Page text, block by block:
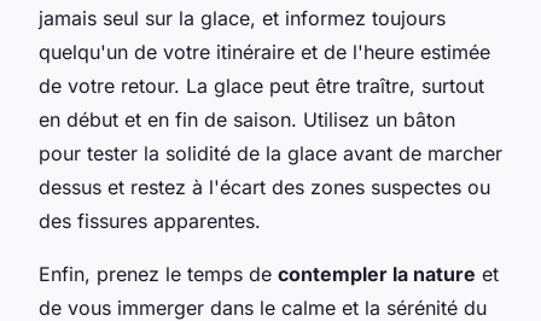
jamais seul sur la glace, et informez toujours
quelqu'un de votre itinéraire et de l'heure estimée
de votre retour. La glace peut être traître, surtout
en début et en fin de saison. Utilisez un bâton
pour tester la solidité de la glace avant de marcher
dessus et restez à l'écart des zones suspectes ou
des fissures apparentes.
Enfin, prenez le temps de contempler la nature et
de vous immerger dans le calme et la sérénité du